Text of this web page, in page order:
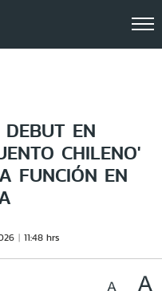
EN
CHILENO'
FUNCIÓN EN
11:48 hrs